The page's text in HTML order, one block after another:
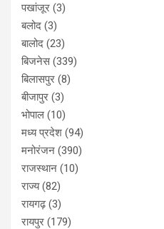
पखांजूर (3)
बलोद (3)
बालोद (23)
बिजनेस(339)
बिलासपुर (8)
बीजापुर (3)
भोपाल (10)
मध्य प्रदेश (94)
मनोरंजन (390)
राजस्थान (10)
राज्य(82)
रायगढ़(3)
रायपुर (179)